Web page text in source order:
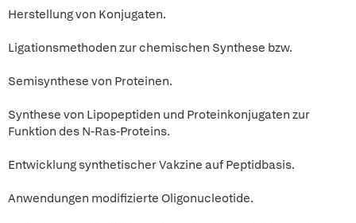
Herstellung von Konjugaten.
Ligationsmethoden zur chemischen Synthese bzw.
Semisynthese von Proteinen.
Synthese von Lipopeptiden und Proteinkonjugaten zur
Funktion des N-Ras-Proteins.
Entwicklung synthetischer Vakzine auf Peptidbasis.
Anwendungen modifizierte Oligonucleotide.